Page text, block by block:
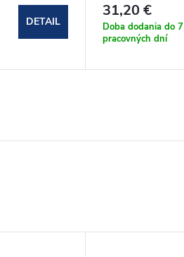
DETAIL
31,20 €
Doba dodania do 7
pracovných dní